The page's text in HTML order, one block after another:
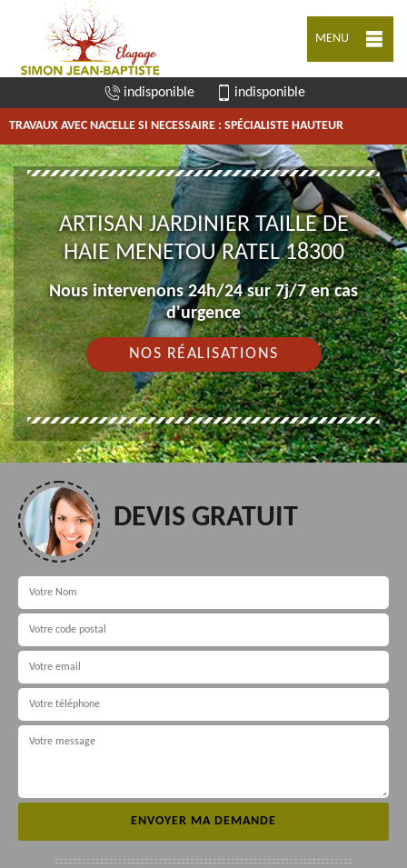
MENU
indisponible indisponible
TRAVAUX AVEC NACELLE SI NECESSAIRE : SPÉCIALISTE HAUTEUR
ARTISAN JARDINIER TAILLE DE
HAIE MENETOU RATEL 18300
Nous intervenons 24h/24 sur 7j/7 en cas
d'urgence
NOS RÉALISATIONS
DEVIS GRATUIT